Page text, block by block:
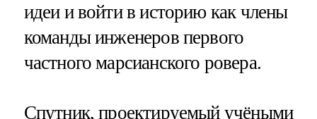
идеи и войти в историю как члены
команды инженеров первого
частного марсианского ровера.
Спутник, проектируемый учёными